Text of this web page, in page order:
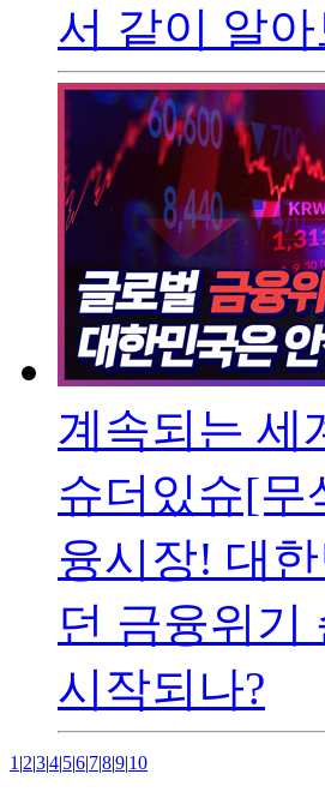
서 같이 알
계속되는 세
슈더있슈[무
융시장! 대
던 금융위기
시작되나?
1 |2|3|4|5|6|7|8|9|10